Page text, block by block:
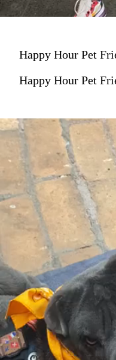
Happy Hour Pet
Happy Hour Pet